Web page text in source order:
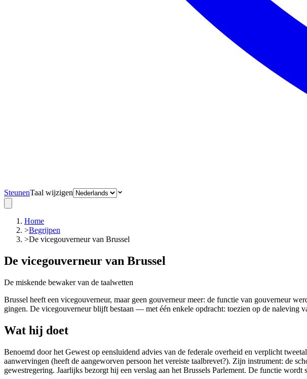
SteunenTaal wijzigen
Home
>Begrijpen
>De vicegouverneur van Brussel
De vicegouverneur van Brussel
De miskende bewaker van de taalwetten
Brussel heeft een vicegouverneur, maar geen gouverneur meer: de functie van gouverneur
gingen. De vicegouverneur blijft bestaan — met één enkele opdracht: toezien op de naleving
Wat hij doet
Benoemd door het Gewest op eensluidend advies van de federale overheid en verplicht
aanwervingen (heeft de aangeworven persoon het vereiste taalbrevet?). Zijn instrument: de
gewestregering. Jaarlijks bezorgt hij een verslag aan het Brussels Parlement. De functie